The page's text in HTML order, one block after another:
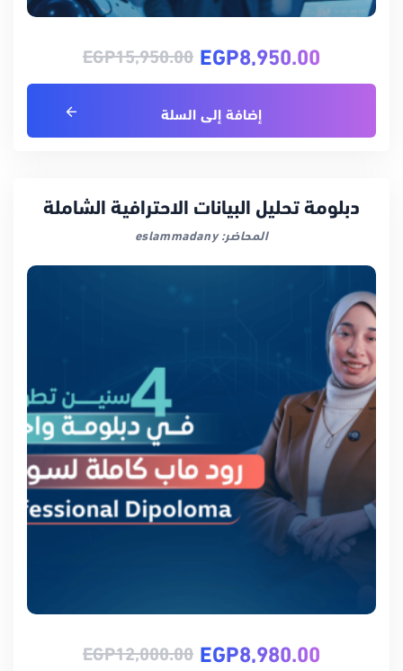
EGP8,950.00
EGP15,950.00
إضافة إلى السلة
دبلومة تحليل البيانات الاحترافية الشاملة
المحاضر: eslammadany
EGP8,980.00
EGP12,000.00